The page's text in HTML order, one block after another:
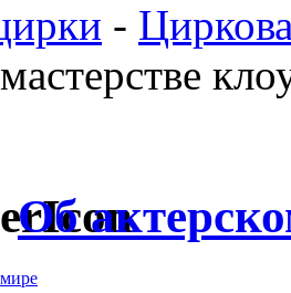
-
Об